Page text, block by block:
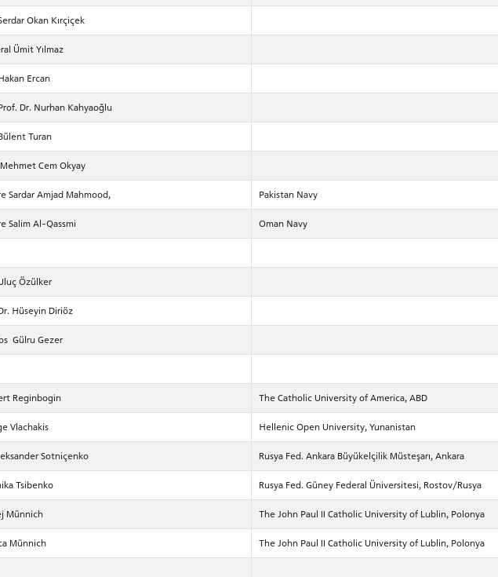
Okan Kırçiçek
Ümit Yılmaz
Ercan
Dr. Nurhan Kahyaoğlu
Turan
Cem Okyay
Sardar Amjad Mahmood, Pakistan Navy
Salim Al-Qassmi Oman Navy
Özülker
Hüseyin Diriöz
Gülru Gezer
Reginbogin The Catholic University of America, ABD
Vlachakis Hellenic Open University, Yunanistan
Sotniçenko Rusya Fed. Ankara Büyükelçilik Müsteşarı, Ankara
Tsibenko Rusya Fed. Güney Federal Üniversitesi, Rostov/Rusya
Münnich The John Paul II Catholic University of Lublin, Polonya
Münnich The John Paul II Catholic University of Lublin, Polonya